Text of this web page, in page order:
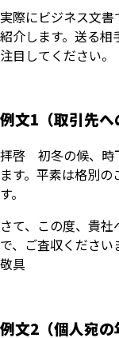
実際にビジネス文
紹介します。送る
注目してください。
例文1（取引先へ
拝啓 初冬の候、時
ます。平素は格別
す。
さて、この度、貴
で、ご査収ください
敬具
例文2（個人宛の